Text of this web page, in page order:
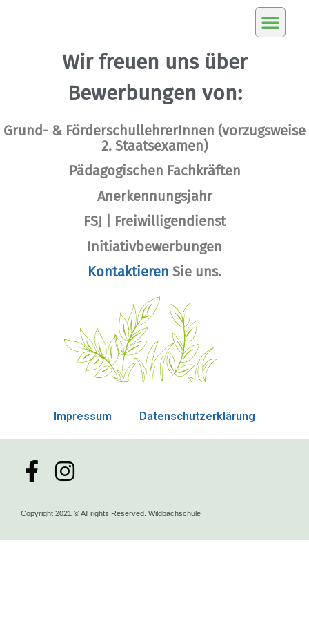
Wir freuen uns über
Bewerbungen von:
Grund- & FörderschullehrerInnen (vorzugsweise
2. Staatsexamen)
Pädagogischen Fachkräften
Anerkennungsjahr
FSJ | Freiwilligendienst
Initiativbewerbungen
Kontaktieren Sie uns.
Impressum Datenschutzerklärung
Copyright 2021 © All rights Reserved. Wildbachschule